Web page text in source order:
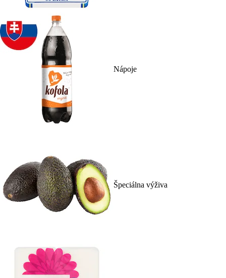
Nápoje
Špeciálna výživa